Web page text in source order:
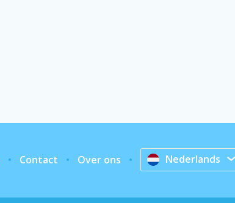
Contact Over ons Nederlands